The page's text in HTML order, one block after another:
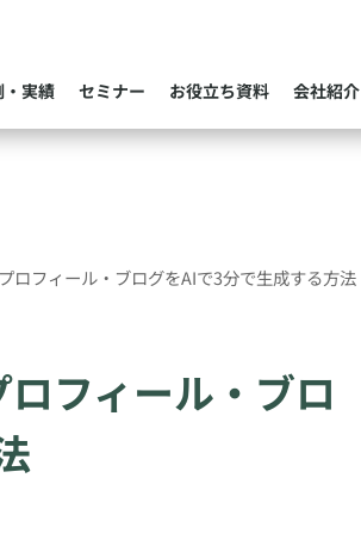
・実績 セミナー お役立ち資料 会社紹介
ロフィール・ブログをAIで3分で生成する方法
ロフィール・ブロ